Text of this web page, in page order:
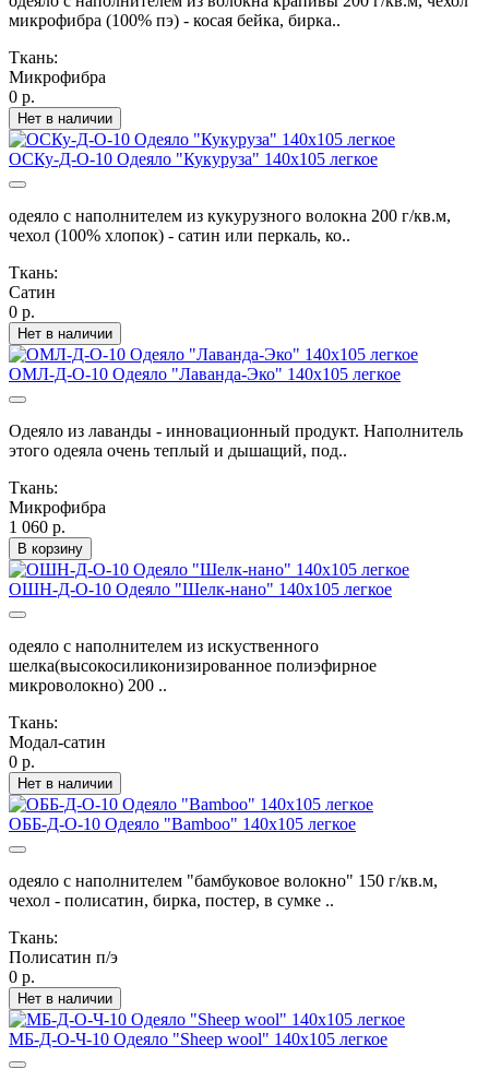
микрофибра (100% пэ) - косая бейка, бирка..
Ткань:
Микрофибра
0 р.
Нет в наличии
ОСКу-Д-О-10 Одеяло "Кукуруза" 140х105 легкое
одеяло с наполнителем из кукурузного волокна 200 г/кв.м,
чехол (100% хлопок) - сатин или перкаль, ко..
Ткань:
Сатин
0 р.
Нет в наличии
ОМЛ-Д-О-10 Одеяло "Лаванда-Эко" 140х105 легкое
Одеяло из лаванды - инновационный продукт. Наполнитель
этого одеяла очень теплый и дышащий, под..
Ткань:
Микрофибра
1 060 р.
В корзину
ОШН-Д-О-10 Одеяло "Шелк-нано" 140х105 легкое
одеяло с наполнителем из искуственного
шелка(высокосиликонизированное полиэфирное
микроволокно) 200 ..
Ткань:
Модал-сатин
0 р.
Нет в наличии
ОББ-Д-О-10 Одеяло "Bamboo" 140х105 легкое
одеяло с наполнителем "бамбуковое волокно" 150 г/кв.м,
чехол - полисатин, бирка, постер, в сумке ..
Ткань:
Полисатин п/э
0 р.
Нет в наличии
МБ-Д-О-Ч-10 Одеяло "Sheep wool" 140х105 легкое